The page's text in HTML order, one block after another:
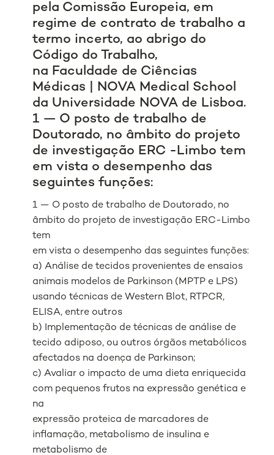
pela Comissão Europeia, em
regime de contrato de trabalho a
termo incerto, ao abrigo do
Código do Trabalho,
na Faculdade de Ciências
Médicas | NOVA Medical School
da Universidade NOVA de Lisboa.
1 — O posto de trabalho de
Doutorado, no âmbito do projeto
de investigação ERC -Limbo tem
em vista o desempenho das
seguintes funções:
1 — O posto de trabalho de Doutorado, no
âmbito do projeto de investigação ERC-Limbo
tem
em vista o desempenho das seguintes funções:
a) Análise de tecidos provenientes de ensaios
animais modelos de Parkinson (MPTP e LPS)
usando técnicas de Western Blot, RTPCR,
ELISA, entre outros
b) Implementação de técnicas de análise de
tecido adiposo, ou outros órgãos metabólicos
afectados na doença de Parkinson;
c) Avaliar o impacto de uma dieta enriquecida
com pequenos frutos na expressão genética e
na
expressão proteica de marcadores de
inflamação, metabolismo de insulina e
metabolismo de